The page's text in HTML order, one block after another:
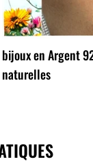
bijoux en Argent
naturelles